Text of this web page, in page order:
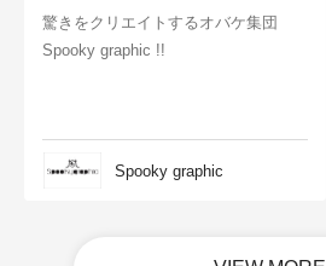
驚きをクリエイトするオバケ集団
Spooky graphic !!
Spooky graphic